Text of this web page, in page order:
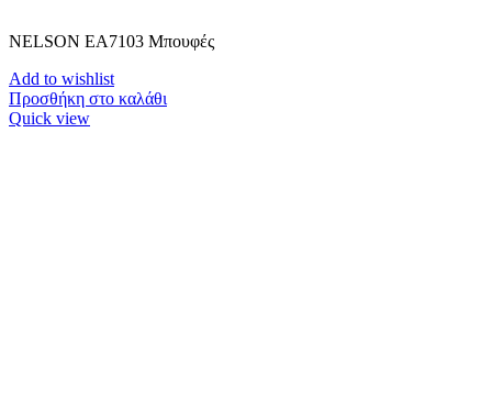
NELSON ΕΑ7103 Μπουφές
Add to wishlist
Προσθήκη στο καλάθι
Quick view